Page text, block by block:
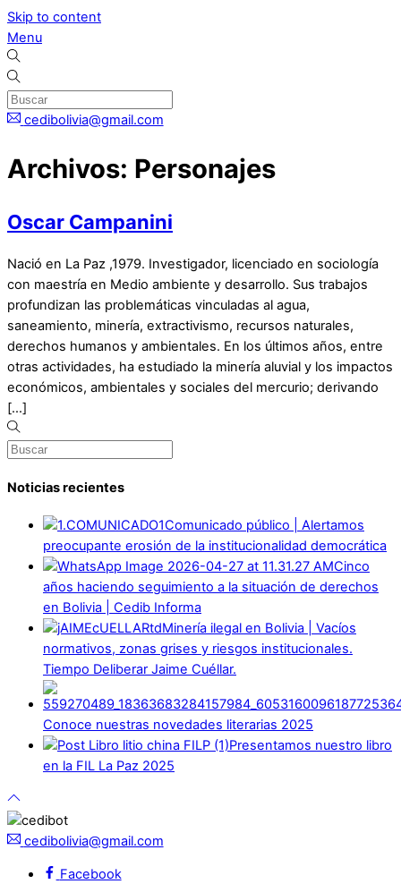
Skip to content
Menu
cedibolivia@gmail.com
Archivos: Personajes
Oscar Campanini
Nació en La Paz ,1979. Investigador, licenciado en sociología
con maestría en Medio ambiente y desarrollo. Sus trabajos
profundizan las problemáticas vinculadas al agua,
saneamiento, minería, extractivismo, recursos naturales,
derechos humanos y ambientales. En los últimos años, entre
otras actividades, ha estudiado la minería aluvial y los impactos
económicos, ambientales y sociales del mercurio; derivando
[…]
Noticias recientes
Comunicado público | Alertamos
preocupante erosión de la institucionalidad democrática
Cinco
años haciendo seguimiento a la situación de derechos
en Bolivia | Cedib Informa
Minería ilegal en Bolivia | Vacíos
normativos, zonas grises y riesgos institucionales.
Tiempo Deliberar Jaime Cuéllar.
Conoce nuestras novedades literarias 2025
Presentamos nuestro libro
en la FIL La Paz 2025
cedibolivia@gmail.com
Facebook